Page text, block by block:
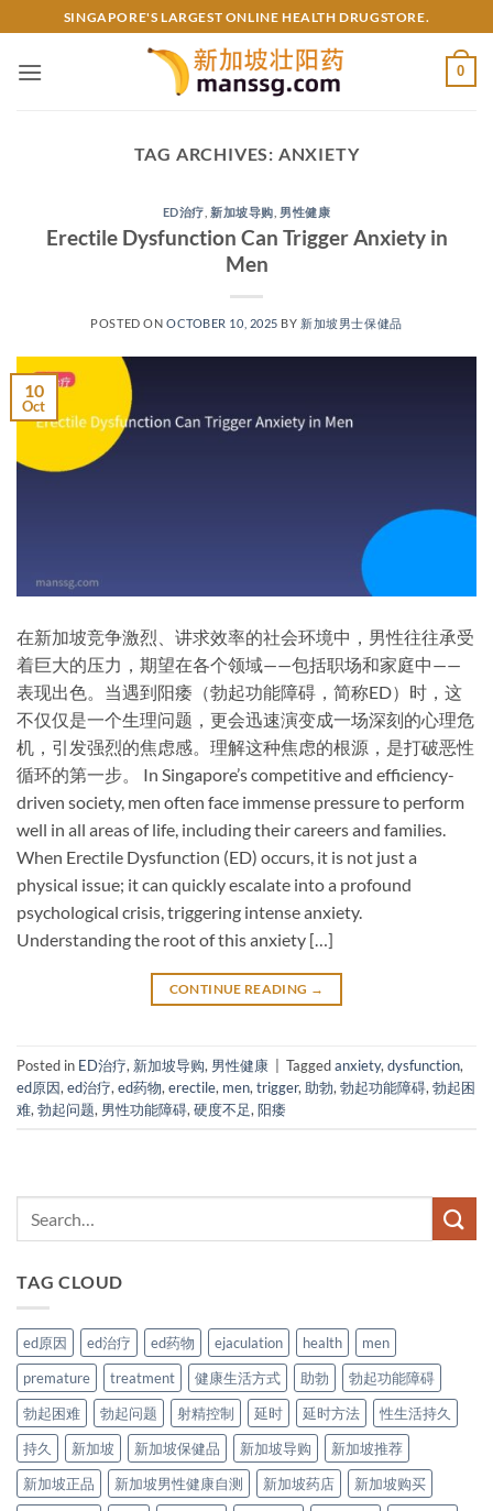
to
content
SINGAPORE'S LARGEST ONLINE HEALTH DRUGSTORE.
0
TAG ARCHIVES: ANXIETY
ED治疗 ,新加坡导购 男性健康
Erectile Dysfunction Can Trigger Anxiety in
Men​
POSTED ON OCTOBER 10, 2025 BY 新加坡男士保健品
10
Oct
在新加坡竞争激烈、讲求效率的社会环境中，男性往往承受
着巨大的压力，期望在各个领域——包括职场和家庭中——
表现出色。当遇到阳痿（勃起功能障碍，简称ED）时，这
不仅仅是一个生理问题，更会迅速演变成一场深刻的心理危
机，引发强烈的焦虑感。理解这种焦虑的根源，是打破恶性
循环的第一步。 In Singapore’s competitive and efficiency-
driven society, men often face immense pressure to perform
well in all areas of life, including their careers and families.
When Erectile Dysfunction (ED) occurs, it is not just a
physical issue; it can quickly escalate into a profound
psychological crisis, triggering intense anxiety.
Understanding the root of this anxiety […]
CONTINUE READING →
Posted in ED治疗, 新加坡导购, 男性健康 Taggedanxiety, dysfunction,
ed原因, ed治疗, ed药物, erectile, men, trigger, 助勃, 勃起功能障碍, 勃起困
难, 勃起问题, 男性功能障碍, 硬度不足, 阳痿
TAG CLOUD
ed原因 ed治疗 ed药物 ejaculation health
men
premature
treatment 健康生活方式 助勃
勃起功能障碍
勃起困难
勃起问题 射精控制 延时 延时方法
性生活持久
持久
新加坡 新加坡保健品 新加坡导购
新加坡推荐
新加坡正品
新加坡男性健康自测 新加坡药店
新加坡购买